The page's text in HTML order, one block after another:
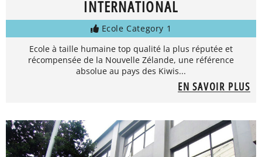
INTERNATIONAL
Ecole Category 1
Ecole à taille humaine top qualité la plus réputée et
récompensée de la Nouvelle Zélande, une référence
absolue au pays des Kiwis...
EN SAVOIR PLUS